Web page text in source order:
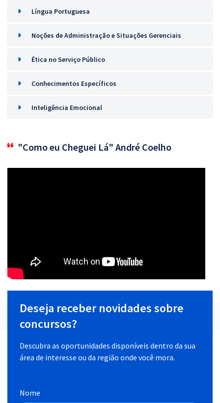
Língua Portuguesa
Noções de Administração e Situações Gerenciais
Ética no Serviço Público
Conhecimentos Específicos
Inteligência Emocional
"Como eu Cheguei Lá" André Coelho
Deseja receber novidades sobre
concursos?
Descubra as oportunidades disponíveis dentro da sua
área de interesse ou da região onde você mora.
Nome